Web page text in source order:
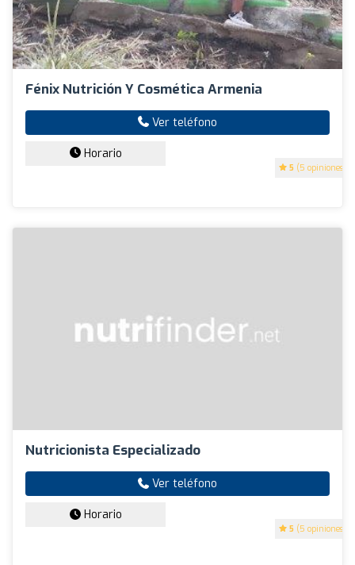
Fénix Nutrición Y Cosmética Armenia
5 (5 opiniones)
Ver teléfono
Horario
Nutricionista Especializado
5 (5 opiniones)
Ver teléfono
Horario